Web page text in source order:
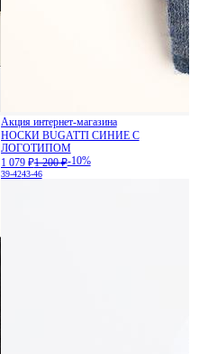
Акция интернет-магазина
НОСКИ BUGATTI СИНИЕ С
ЛОГОТИПОМ
1 079 ₽1 200 ₽-10%
39-4243-46